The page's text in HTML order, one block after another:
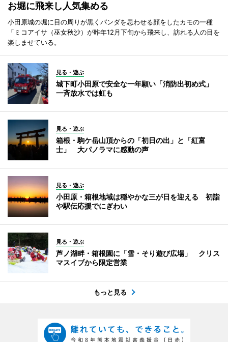
お堀に飛来し人気集める
小田原城の堀に目の周りが黒くパンダを思わせる顔をしたカモの一種
「ミコアイサ（巫女秋沙）が昨年12月下旬から飛来し、訪れる人の目を
楽しませている。
見る・遊ぶ
城下町小田原で安全な一年願い「消防出初め式」
一斉放水では虹も
見る・遊ぶ
箱根・駒ケ岳山頂からの「初日の出」と「紅富
士」 大パノラマに感動の声
見る・遊ぶ
小田原・箱根地域は穏やかな三が日を迎える 初詣
や駅伝応援でにぎわい
見る・遊ぶ
芦ノ湖畔・箱根園に「雪・そり遊び広場」 クリス
マスイブから限定営業
もっと見る